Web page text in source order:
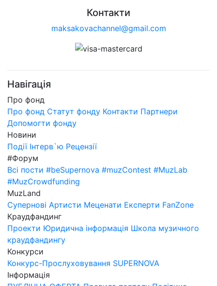
Контакти
maksakovachannel@gmail.com
Навігація
Про фонд
Про фонд Статут фонду Контакти Партнери
Допомогти фонду
Новини
Події Інтерв`ю Рецензії
#Форум
Всі пости #beSupernova #muzContest #MuzLab
#MuzCrowdfunding
MuzLand
Супернові Артисти Меценати Експерти FanZone
Краудфандинг
Проекти Юридична інформація Школа музичного
краудфандингу
Конкурси
Конкурс-Прослуховування SUPERNOVA
Інформація